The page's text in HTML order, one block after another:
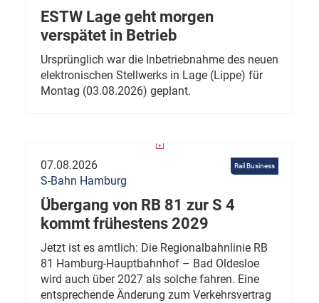
ESTW Lage geht morgen
verspätet in Betrieb
Ursprünglich war die Inbetriebnahme des neuen
elektronischen Stellwerks in Lage (Lippe) für
Montag (03.08.2026) geplant.
Rail Business
07.08.2026
S-Bahn Hamburg
Übergang von RB 81 zur S 4
kommt frühestens 2029
Jetzt ist es amtlich: Die Regionalbahnlinie RB
81 Hamburg-Hauptbahnhof – Bad Oldesloe
wird auch über 2027 als solche fahren. Eine
entsprechende Änderung zum Verkehrsvertrag